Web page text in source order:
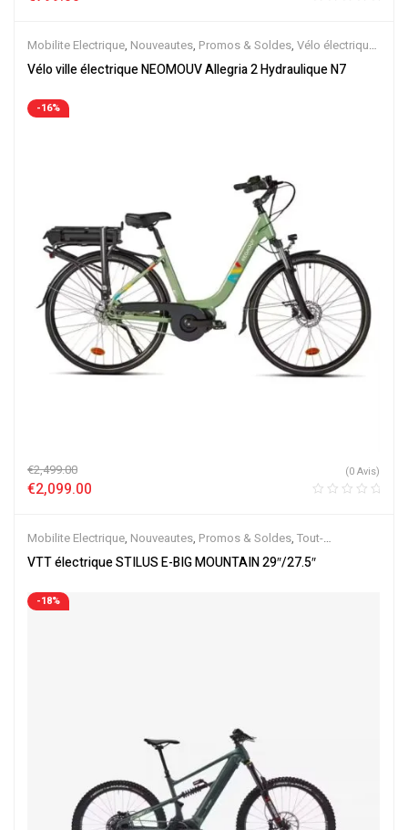
Mobilite Electrique, Nouveautes, Promos & Soldes, Vélo électrique
ville, Velos Electriques,VTC Electrique
Vélo ville électrique NEOMOUV Allegria 2 Hydraulique N7
-16%
€2,499.00
€2,099.00
(0 Avis)
Mobilite Electrique, Nouveautes, Promos & Soldes, Tout-
Suspendus,Vélo électrique ville ,Velos Electriques,VTT Électriques
VTT électrique STILUS E-BIG MOUNTAIN 29″/27.5″
-18%